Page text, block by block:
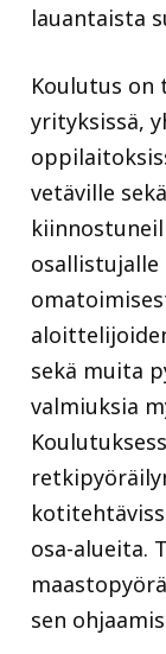
lauantaista
Koulutus
yrityksissä,
vetäville
sekä muita
valmiuksia
osa-alueita.
sen